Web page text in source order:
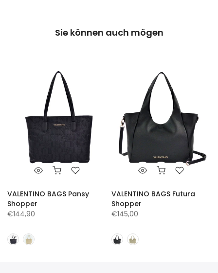
Sie können auch mögen
VALENTINO BAGS Pansy
Shopper
€144,90
VALENTINO BAGS Futura
Shopper
€145,00